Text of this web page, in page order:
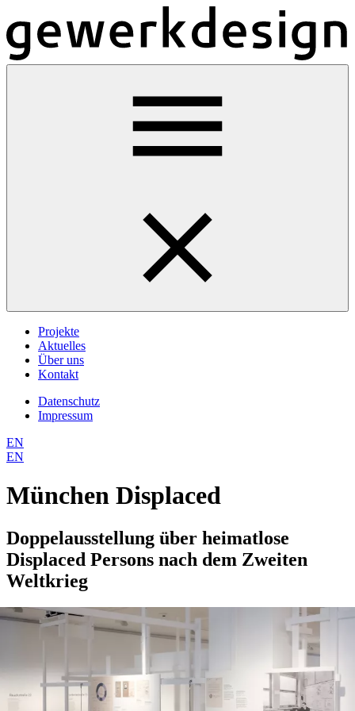
Projekte
Aktuelles
Über uns
Kontakt
Datenschutz
Impressum
EN
EN
München Displaced
Doppelausstellung über heimatlose
Displaced Persons nach dem Zweiten
Weltkrieg